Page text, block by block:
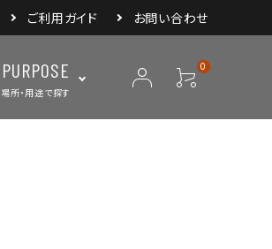
ご利用ガイド お問い合わせ
PURPOSE
場所・用途で探す
0